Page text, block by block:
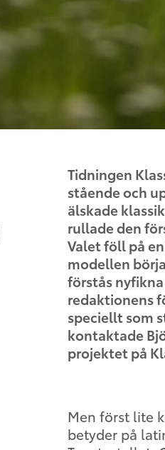
Tidningen
stående och
älskade
rullade den
Valet föll på
modellen
förstås
redaktionens
speciellt som
kontaktade
projektet på
Men först lite
betyder på